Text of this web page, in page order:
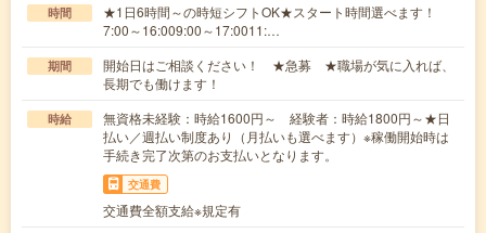
時間
★1日6時間～の時短シフトOK★スタート時間選べます！
7:00～16:009:00～17:0011:…
期間
開始日はご相談ください！ ★急募 ★職場が気に入れば、
長期でも働けます！
時給
無資格未経験：時給1600円～ 経験者：時給1800円～★日
払い／週払い制度あり（月払いも選べます）※稼働開始時は
手続き完了次第のお支払いとなります。
交通費
交通費全額支給※規定有